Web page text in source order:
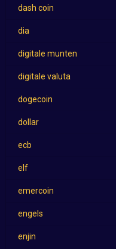
dash coin
dia
digitale munten
digitale valuta
dogecoin
dollar
ecb
elf
emercoin
engels
enjin